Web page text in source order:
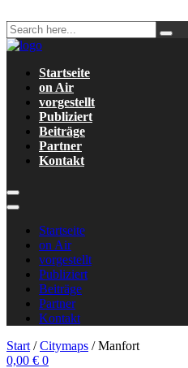
Startseite
on Air
vorgestellt
Publiziert
Beiträge
Partner
Kontakt
Startseite
on Air
vorgestellt
Publiziert
Beiträge
Partner
Kontakt
Start /Citymaps / Manfort
0,00 € 0